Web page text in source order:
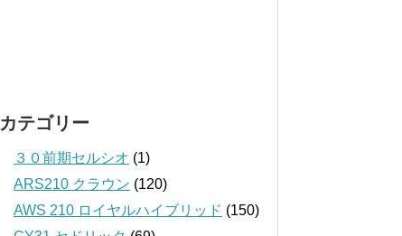
カテゴリー
３０前期セルシオ (1)
ARS210 クラウン (120)
AWS 210 ロイヤルハイブリッド (150)